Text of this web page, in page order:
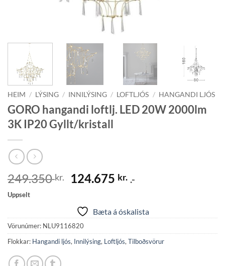
HEIM / LÝSING / INNILÝSING / LOFTLJÓS / HANGANDI LJÓS
GORO hangandi loftlj. LED 20W 2000lm
3K IP20 Gyllt/kristall
249.350kr.
Original
249.350 kr..
124.675 kr.Current
124.675 kr..
.-
Uppselt
Bæta á óskalista
Vörunúmer: NLU9116820
Flokkar: Hangandi ljós, Innilýsing, Loftljós, Tilboðsvörur